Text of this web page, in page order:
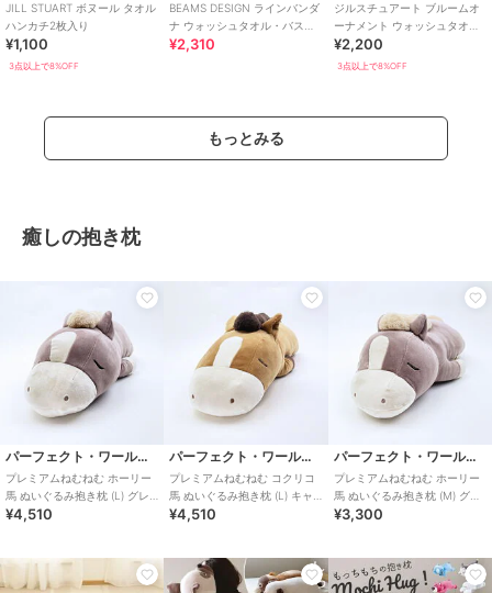
JILL STUART ボヌール タオル
ハンカチ2枚入り
¥1,100
3点以上で8%OFF
BEAMS DESIGN ラインバンダ
ナ ウォッシュタオル・バスタ
オル各1枚入り
¥2,310
ジルスチュアート ブルームオ
ーナメント ウォッシュタオ
ル・フェイスタオル各1枚入り
¥2,200
3点以上で8%OFF
もっとみる
癒しの抱き枕
パーフェクト・ワールド・トーキョー
プレミアムねむねむ ホーリー
馬 ぬいぐるみ抱き枕 (L) グレ
ージュ りぶはあと 2026 干支
¥4,510
パーフェクト・ワールド・トーキョー
プレミアムねむねむ コクリコ
馬 ぬいぐるみ抱き枕 (L) キャ
メル りぶはあと 2026 干支
¥4,510
パーフェクト・ワールド・トーキョー
プレミアムねむねむ ホーリー
馬 ぬいぐるみ抱き枕 (M) グレ
ージュ りぶはあと 2026 干支
¥3,300